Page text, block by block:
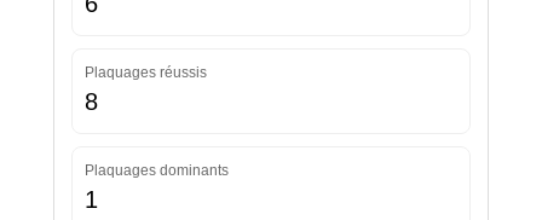
Plaquages réussis
8
Plaquages dominants
1